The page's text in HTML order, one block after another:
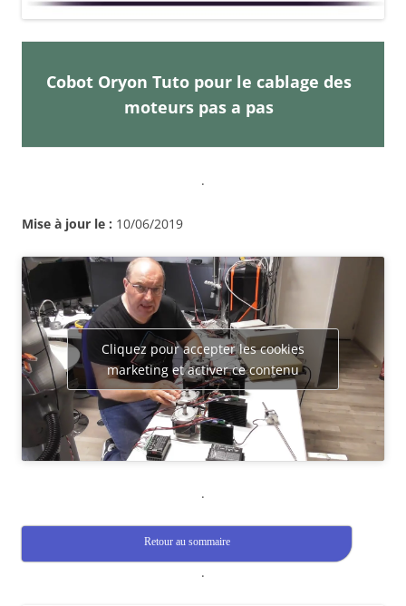
Cobot Oryon Tuto pour le cablage des
moteurs pas a pas
.
Mise à jour le : 10/06/2019
Cliquez pour accepter les cookies
marketing et activer ce contenu
.
Retour au sommaire
.